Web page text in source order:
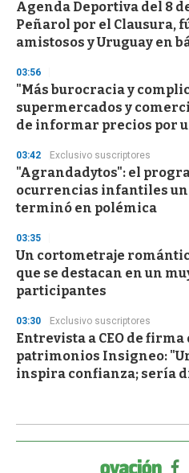
Agenda Deportiva del 8
Peñarol por el Clausura,
amistosos y Uruguay en
03:56
"Más burocracia y
supermercados y
de informar precios por
03:42 Exclusivo suscriptores
"Agrandadytos": el
ocurrencias infantiles
terminó en polémica
03:35
Un cortometraje
que se destacan en un
participantes
03:30 Exclusivo suscriptores
Entrevista a CEO de firma
patrimonios Insigneo:
inspira confianza; sería